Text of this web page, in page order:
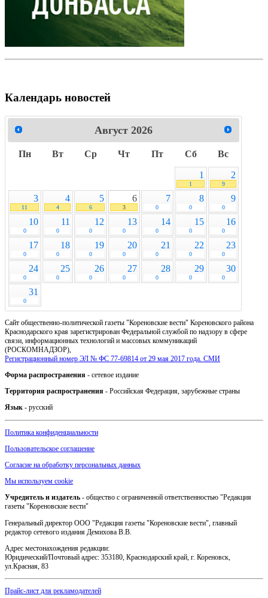
Календарь новостей
Август 2026
Пн Вт Ср Чт Пт Сб Вс
1
1
2
9
3
11
4
4
5
6
6
3
7
0
8
0
9
0
10
0
11
0
12
0
13
0
14
0
15
0
16
0
17
0
18
0
19
0
20
0
21
0
22
0
23
0
24
0
25
0
26
0
27
0
28
0
29
0
30
0
31
0
Сайт общественно-политической газеты "Кореновские вести" Кореновского района
Краснодарского края зарегистрирован Федеральной службой по надзору в сфере
связи, информационных технологий и массовых коммуникаций
(РОСКОМНАДЗОР),
Регистрационный номер ЭЛ № ФС 77-69814 от 29 мая 2017 года. СМИ
Форма распространения - сетевое издание
Территория распространения - Российская Федерация, зарубежные страны
Язык - русский
Политика конфиденциальности
Пользовательское соглашение
Согласие на обработку персональных данных
Мы используем cookie
Учредитель и издатель - общество с ограниченной ответственностью "Редакция
газеты "Кореновские вести"
Генеральный директор ООО "Редакция газеты "Кореновские вести", главный
редактор сетевого издания Демихова В.В.
Адрес местонахождения редакции:
Юридический/Почтовый адрес: 353180, Краснодарский край, г. Кореновск,
ул.Красная, 83
Прайс-лист для рекламодателей